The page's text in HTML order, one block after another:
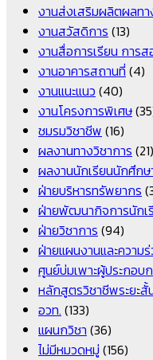
งานส่งเสริมผลิตผลทา
งานสวัสดิการ (13)
งานสื่อการเรียน การส
งานอาคารสถานที่ (4)
งานแนะแนว (40)
งานโครงการพิเศษ
ชมรมวิชาชีพ (16)
ผลงานทางวิชาการ (21)
ผลงานนักเรียนนักศึกษ
ฝ่ายบริหารทรัพยากร
ฝ่ายพัฒนากิจการนักเ
ฝ่ายวิชาการ (94)
ฝ่ายแผนงานและความ
ศูนย์บ่มเพาะผู้ประกอบ
หลักสูตรวิชาชีพระยะสั้
อวท. (133)
แผนกวิชา (36)
ไม่มีหมวดหมู่ (156)